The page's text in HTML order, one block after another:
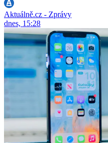
Aktuálně.cz - Zprávy
dnes, 15:28